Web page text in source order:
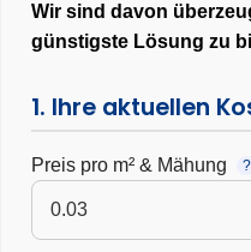
Wir sind davon
günstigste Lösung zu
1. Ihre aktuellen
Preis pro m² & Mähung ?